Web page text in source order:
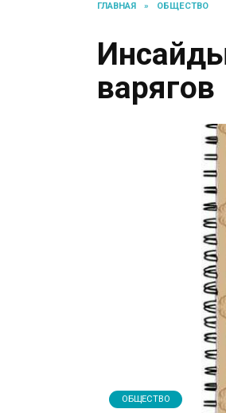
ГЛАВНАЯ » ОБЩЕСТВО
варягов
ОБЩЕСТВО